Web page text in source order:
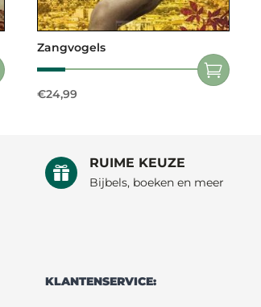
Zangvogels
€24,99

RUIME KEUZE
Bijbels, boeken en meer
KLANTENSERVICE: